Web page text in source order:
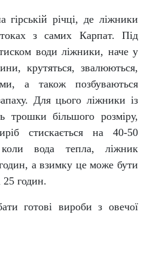
річці, де ліжники
з самих Карпат. Під
води ліжники, наче у
крутяться, звалюються,
а також позбуваються
Для цього ліжники із
трошки більшого розміру,
стискається на 40-50
коли вода тепла, ліжник
а взимку це може бути
25 годин.
готові вироби з овечої